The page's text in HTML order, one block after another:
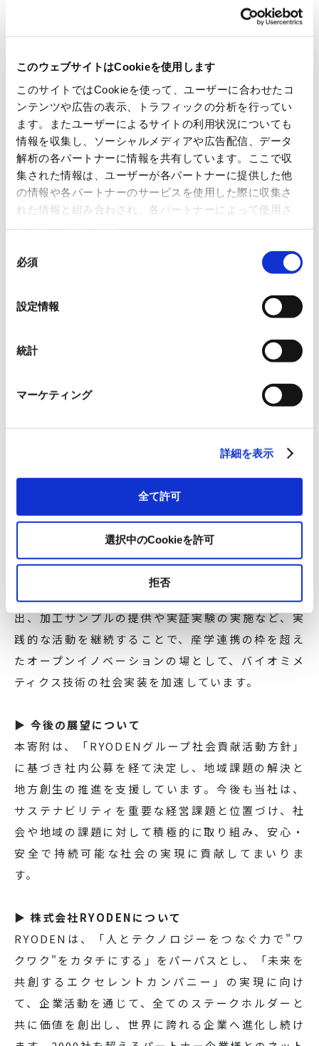
このウェブサイトはCookieを使用します
このサイトではCookieを使って、ユーザーに合わせたコ
ンテンツや広告の表示、トラフィックの分析を行ってい
ます。またユーザーによるサイトの利用状況についても
情報を収集し、ソーシャルメディアや広告配信、データ
解析の各パートナーに情報を共有しています。ここで収
集された情報は、ユーザーが各パートナーに提供した他
の情報や各パートナーのサービスを使用した際に収集さ
れた情報と組み合わされ、各パートナーによって使用さ
必須
設定情報
統計
マーケティング
詳細を表示
全て許可
選択中のCookieを許可
拒否
構造を模倣し、社会課題の解決を目指すのが生物模
倣（バイオミメティクス）です。
「ふらっと試作工房」では、短パルスレーザーによ
る多様な機能的テクスチャの加工が可能なだけでな
く、レーザー加工から測定・検査までの一連の作業
工程が、AIで自動化されています。利用者は、基本
加工プログラムの条件設定をするだけで、試作品を
容易に作成することができます。従来は試行錯誤を
重ねていた機能的テクスチャの加工が、誰もが扱え
る設計技術へと進化しており、同工房を拠点とした
地域発の新たなものづくりの創出が期待されていま
す。
当社は、2018年から信州大学繊維学部と産学連携を
通じ、レーザー加工技術を中心とした新たな産業技
術の研究開発に取り組んできました。特に撥水性な
どの機能を素材表面に付与できる小型微細レーザー
加工機を共同開発し、生物模倣専用加工機として世
界初の成果を挙げるなど、持続可能なものづくりへ
に、「バイオミメティクス加工技術研究会」を立ち
上げて、企業・大学・研究機関との連携を深めてい
ます。本研究会は2025年6月で12回目を迎え、毎回
100名以上の企業関係者が参加するなど、産業界か
ら高い関心を集めています。最新の加工技術や応用
事例の共有、異業種交流を通じた新規ビジネス創
出、加工サンプルの提供や実証実験の実施など、実
践的な活動を継続することで、産学連携の枠を超え
たオープンイノベーションの場として、バイオミメ
ティクス技術の社会実装を加速しています。
▶ 今後の展望について
本寄附は、「RYODENグループ社会貢献活動方針」
に基づき社内公募を経て決定し、地域課題の解決と
地方創生の推進を支援しています。今後も当社は、
サステナビリティを重要な経営課題と位置づけ、社
会や地域の課題に対して積極的に取り組み、安心・
安全で持続可能な社会の実現に貢献してまいりま
す。
▶ 株式会社RYODENについて
RYODENは、「人とテクノロジーをつなぐ力で"ワ
クワク"をカタチにする」をパーパスとし、「未来を
共創するエクセレントカンパニー」の実現に向け
て、企業活動を通じて、全てのステークホルダーと
共に価値を創出し、世界に誇れる企業へ進化し続け